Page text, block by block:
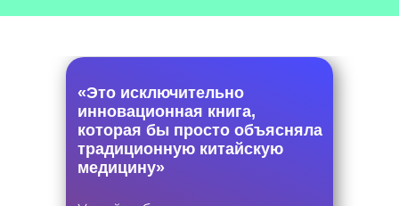
«‎Это исключительно
инновационная книга,
которая бы просто объясняла
традиционную китайскую
медицину»